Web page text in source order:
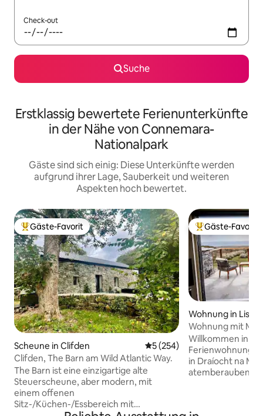
Check-out
Suche
Erstklassig bewertete Ferienunterkünfte
in der Nähe von Connemara-
Nationalpark
Gäste sind sich einig: Diese Unterkünfte werden
aufgrund ihrer Lage, Sauberkeit und weiteren
Aspekten hoch bewertet.
Beliebter Gäste-Favorit.
Gäste-Favorit
Scheune in Clifden Durchschnittliche
5 (254)
Clifden, The Barn am Wild Atlantic Way.
The Barn ist eine einzigartige alte
Steuerscheune, aber modern, mit
einem offenen
Sitz-/Küchen-/Essbereich mit
Beliebter Gäste-
Gäste-Favorit
Wohnung in
Wohnung mit
Willkommen in
Ferienwohnung
in Draíocht na
atemberaubende